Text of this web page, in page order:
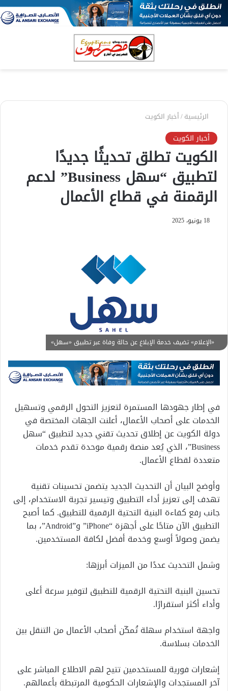
الرئيسية/أخبار الكويت
أخبار الكويت
الكويت تطلق تحديثًا جديدًا
لتطبيق “سهل Business” لدعم
الرقمنة في قطاع الأعمال
18 يونيو، 2025
«الإعلام» تضيف خدمة الإبلاغ عن حالة وفاة عبر تطبيق «سهل»
في إطار جهودها المستمرة لتعزيز التحول الرقمي وتسهيل
الخدمات على أصحاب الأعمال، أعلنت الجهات المختصة في
دولة الكويت عن إطلاق تحديث تقني جديد لتطبيق “سهل
Business”، الذي يُعد منصة رقمية موحدة تقدم خدمات
متعددة لقطاع الأعمال.
وأوضح البيان أن التحديث الجديد يتضمن تحسينات تقنية
تهدف إلى تعزيز أداء التطبيق وتيسير تجربة الاستخدام، إلى
جانب رفع كفاءة البنية التحتية الرقمية للتطبيق. كما أصبح
التطبيق الآن متاحًا على أجهزة “iPhone” و”Android”، بما
يضمن وصولاً أوسع وخدمة أفضل لكافة المستخدمين.
وشمل التحديث عددًا من الميزات أبرزها:
تحسين البنية التحتية الرقمية للتطبيق لتوفير سرعة أعلى
وأداء أكثر استقرارًا.
واجهة استخدام سهلة تُمكّن أصحاب الأعمال من التنقل بين
الخدمات بسلاسة.
إشعارات فورية للمستخدمين تتيح لهم الاطلاع المباشر على
آخر المستجدات والإشعارات الحكومية المرتبطة بأعمالهم.